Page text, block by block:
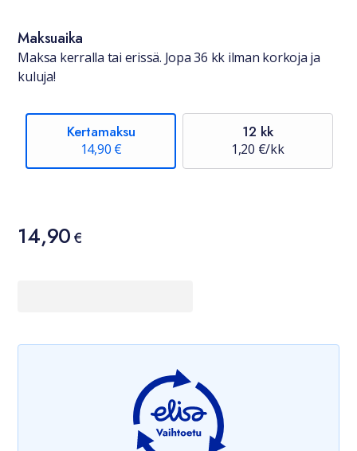
Maksuaika
Maksa kerralla tai erissä. Jopa 36 kk ilman korkoja ja
kuluja!
Kertamaksu
14,90 €
12 kk
1,20 €/kk
Hinta
14,90 €
14,90€